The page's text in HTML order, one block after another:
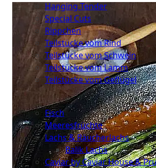
Hanging Tender
Special Cuts
Rippchen
Teilstücke vom Rind
Teilstücke vom Schwein
Teilstücke vom Lamm
Teilstücke vom Geflügel
Seafood
Fisch
Meeresfrüchte
Lachs & Räucherlachs
Balik Lachs
Caviar by Caviar House &